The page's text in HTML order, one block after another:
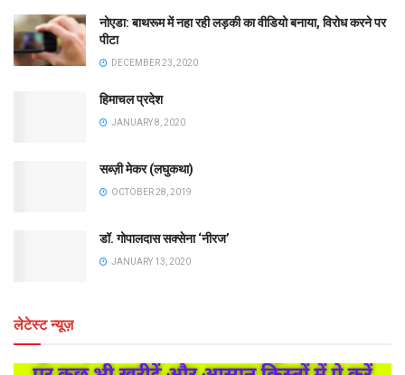
नोएडा: बाथरूम में नहा रही लड़की का वीडियो बनाया, विरोध करने पर
पीटा
DECEMBER 23, 2020
हिमाचल प्रदेश
JANUARY 8, 2020
सब्ज़ी मेकर (लघुकथा)
OCTOBER 28, 2019
डॉ. गोपालदास सक्सेना ‘नीरज’
JANUARY 13, 2020
लेटेस्ट न्यूज़